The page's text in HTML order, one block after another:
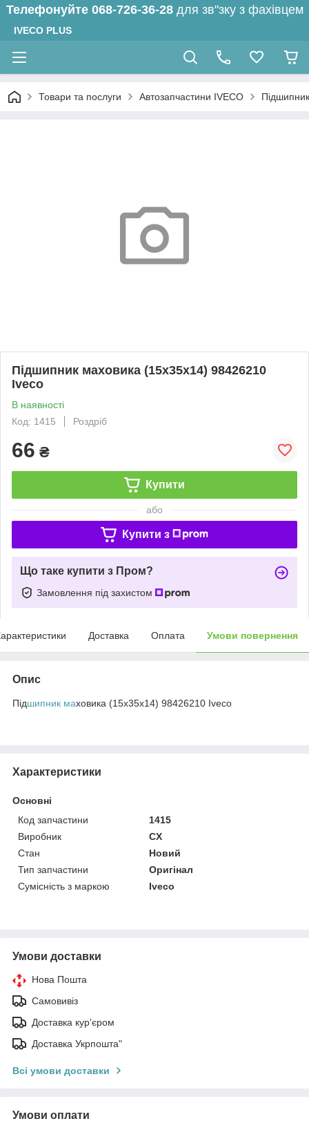
Телефонуйте 068-726-36-28 для зв"зку з фахівцем
IVECO PLUS
Товари та послуги Автозапчастини IVECO
Підшипник маховика (15х35х14) 98426210
Iveco
В наявності
Код: 1415
Роздріб
66 ₴
Купити
або
Купити з
Що таке купити з Пром?
Замовлення під захистом
Доставка Оплата Умови повернення
Опис
Підшипник маховика (15х35х14) 98426210 Iveco
Характеристики
Основні
Код запчастини
1415
Виробник
CX
Стан
Новий
Тип запчастини
Оригінал
Сумісність з маркою
Iveco
Умови доставки
Нова Пошта
Самовивіз
Доставка кур'єром
Доставка Укрпошта"
Всі умови доставки
Умови оплати